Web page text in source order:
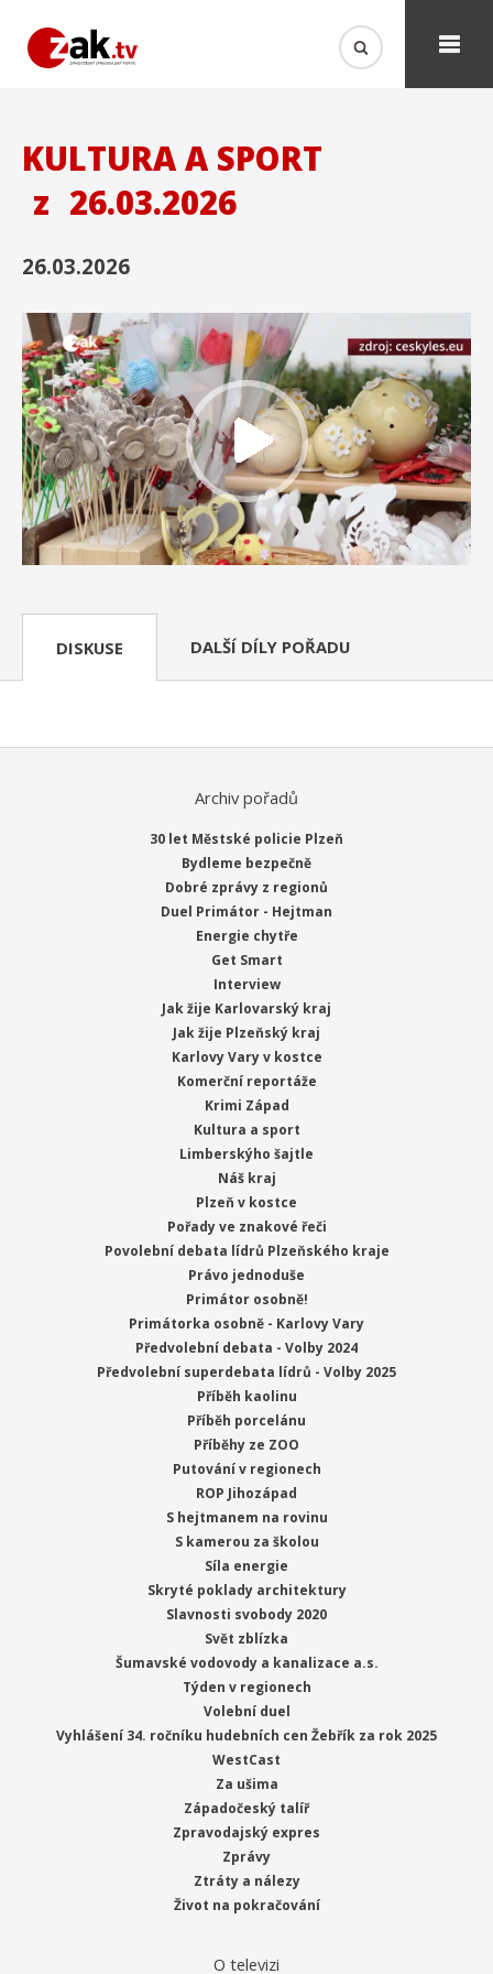
KULTURA A SPORT
z 26.03.2026
26.03.2026
DISKUSE DALŠÍ DÍLY POŘADU
Archiv pořadů
30 let Městské policie Plzeň
Bydleme bezpečně
Dobré zprávy z regionů
Duel Primátor - Hejtman
Energie chytře
Get Smart
Interview
Jak žije Karlovarský kraj
Jak žije Plzeňský kraj
Karlovy Vary v kostce
Komerční reportáže
Krimi Západ
Kultura a sport
Limberskýho šajtle
Náš kraj
Plzeň v kostce
Pořady ve znakové řeči
Povolební debata lídrů Plzeňského kraje
Právo jednoduše
Primátor osobně!
Primátorka osobně - Karlovy Vary
Předvolební debata - Volby 2024
Předvolební superdebata lídrů - Volby 2025
Příběh kaolinu
Příběh porcelánu
Příběhy ze ZOO
Putování v regionech
ROP Jihozápad
S hejtmanem na rovinu
S kamerou za školou
Síla energie
Skryté poklady architektury
Slavnosti svobody 2020
Svět zblízka
Šumavské vodovody a kanalizace a.s.
Týden v regionech
Volební duel
Vyhlášení 34. ročníku hudebních cen Žebřík za rok 2025
WestCast
Za ušima
Západočeský talíř
Zpravodajský expres
Zprávy
Ztráty a nálezy
Život na pokračování
O televizi